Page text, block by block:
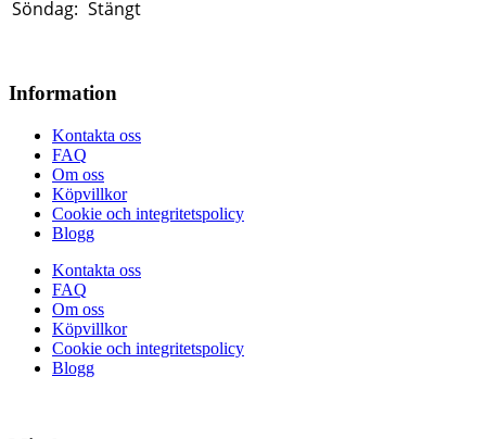
Söndag: Stängt
Information
Kontakta oss
FAQ
Om oss
Köpvillkor
Cookie och integritetspolicy
Blogg
Kontakta oss
FAQ
Om oss
Köpvillkor
Cookie och integritetspolicy
Blogg